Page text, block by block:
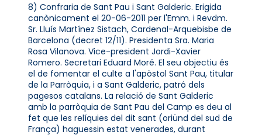
8) Confraria de Sant Pau i Sant Galderic. Erigida
canònicament el 20-06-2011 per l'Emm. i Revdm.
Sr. Lluís Martínez Sistach, Cardenal-Arquebisbe de
Barcelona (decret 12/11). Presidenta Sra. Maria
Rosa Vilanova. Vice-president Jordi-Xavier
Romero. Secretari Eduard Moré. El seu objectiu és
el de fomentar el culte a l'apòstol Sant Pau, titular
de la Parròquia, i a Sant Galderic, patró dels
pagesos catalans. La relació de Sant Galderic
amb la parròquia de Sant Pau del Camp es deu al
fet que les relíquies del dit sant (oriünd del sud de
França) haguessin estat venerades, durant